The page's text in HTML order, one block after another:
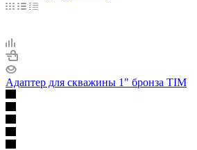
Адаптер для скважины 1" бронза TIM